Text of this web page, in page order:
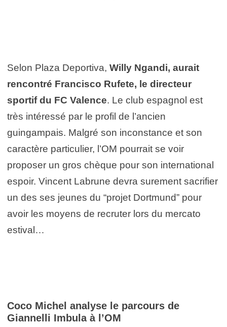
Selon Plaza Deportiva, Willy Ngandi, aurait
rencontré Francisco Rufete, le directeur
sportif du FC Valence. Le club espagnol est
très intéressé par le profil de l’ancien
guingampais. Malgré son inconstance et son
caractère particulier, l’OM pourrait se voir
proposer un gros chèque pour son international
espoir. Vincent Labrune devra surement sacrifier
un des ses jeunes du “projet Dortmund” pour
avoir les moyens de recruter lors du mercato
estival…
Coco Michel analyse le parcours de
Giannelli Imbula à l’OM